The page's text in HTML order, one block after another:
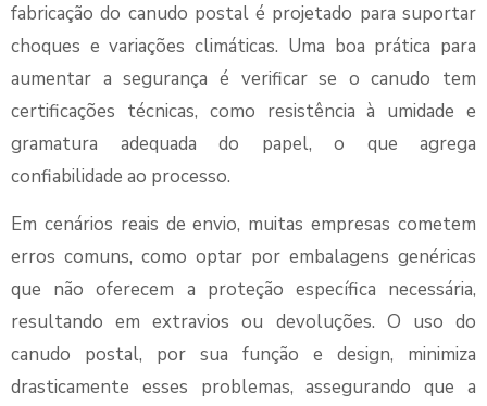
fabricação do canudo postal é projetado para suportar
choques e variações climáticas. Uma boa prática para
aumentar a segurança é verificar se o canudo tem
certificações técnicas, como resistência à umidade e
gramatura adequada do papel, o que agrega
confiabilidade ao processo.
Em cenários reais de envio, muitas empresas cometem
erros comuns, como optar por embalagens genéricas
que não oferecem a proteção específica necessária,
resultando em extravios ou devoluções. O uso do
canudo postal, por sua função e design, minimiza
drasticamente esses problemas, assegurando que a